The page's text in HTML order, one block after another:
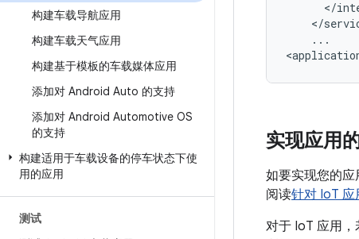
构建车载导航应用
构建车载天气应用
构建基于模板的车载媒体应用
添加对 Android Auto 的支持
添加对 Android Automotive OS
的支持
构建适用于车载设备的停车状态下使
用的应用
测试
...
实现应用
如要实现您的应
阅读针对 IoT
对于 IoT 应用，